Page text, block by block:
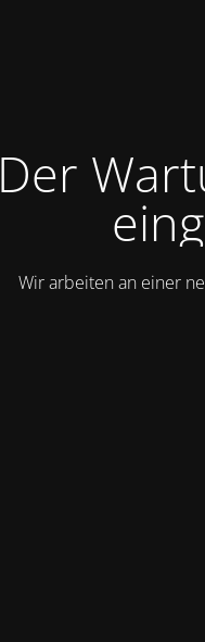
Der
Wir arbeiten an einer